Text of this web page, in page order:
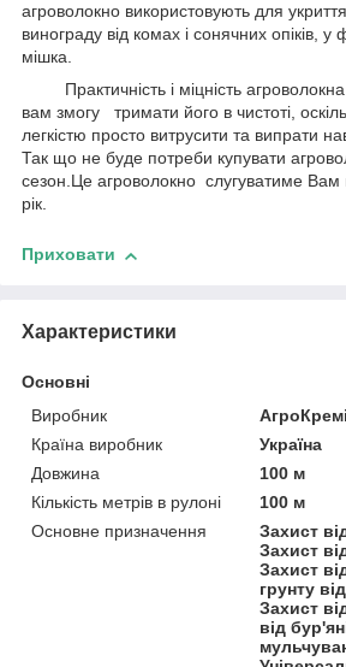
агроволокно використовують для укриття
винограду від комах і сонячних опіків, у
мішка.
Практичність і міцність
вам змогу тримати його в чистоті,
легкістю просто витрусити та випрати
Так що не буде потреби купувати
сезон.Це агроволокно слугуватиме
рік.
Приховати
Характеристики
Основні
Виробник
Країна виробник
Україна
Довжина
100 м
Кількість метрів в рулоні
100 м
Основне призначення
Захист
Захист
Захист
грунту
Захист
від